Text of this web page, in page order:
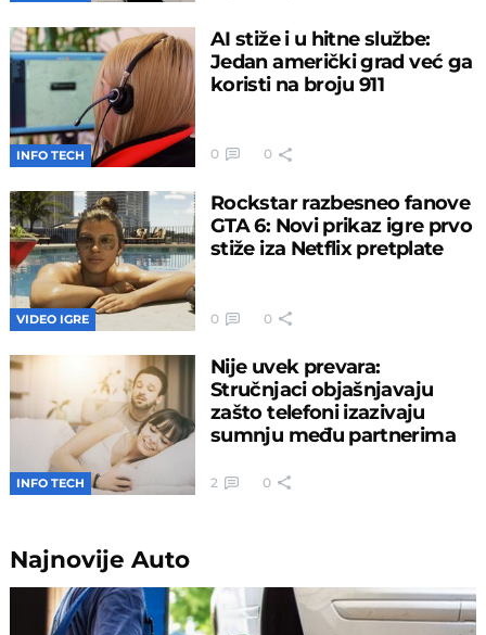
INFO TECH
AI stiže i u hitne službe:
Jedan američki grad već ga
koristi na broju 911
0 0
VIDEO IGRE
Rockstar razbesneo fanove
GTA 6: Novi prikaz igre prvo
stiže iza Netflix pretplate
0 0
INFO TECH
Nije uvek prevara:
Stručnjaci objašnjavaju
zašto telefoni izazivaju
sumnju među partnerima
2 0
NajnovijeAuto